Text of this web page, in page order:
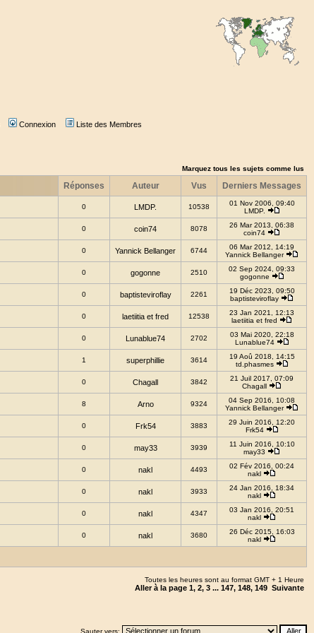
Connexion Liste des Membres
Marquez tous les sujets comme lus
Réponses Auteur Vus Derniers Messages
0 LMDP. 10538
01 Nov 2006, 09:40
LMDP.
0 coin74 8078
26 Mar 2013, 06:38
coin74
0 Yannick Bellanger 6744
06 Mar 2012, 14:19
Yannick Bellanger
0 gogonne 2510
02 Sep 2024, 09:33
gogonne
0 baptisteviroflay 2261
19 Déc 2023, 09:50
baptisteviroflay
0 laetiitia et fred 12538
23 Jan 2021, 12:13
laetiitia et fred
0 Lunablue74 2702
03 Mai 2020, 22:18
Lunablue74
1 superphillie 3614
19 Aoû 2018, 14:15
td.phasmes
0 Chagall 3842
21 Juil 2017, 07:09
Chagall
8 Arno 9324
04 Sep 2016, 10:08
Yannick Bellanger
0 Frk54 3883
29 Juin 2016, 12:20
Frk54
0 may33 3939
11 Juin 2016, 10:10
may33
0 nakl 4493
02 Fév 2016, 00:24
nakl
0 nakl 3933
24 Jan 2016, 18:34
nakl
0 nakl 4347
03 Jan 2016, 20:51
nakl
0 nakl 3680
26 Déc 2015, 16:03
nakl
Toutes les heures sont au format GMT + 1 Heure
Aller à la page 1, 2, 3 ... 147, 148, 149 Suivante
Sauter vers: